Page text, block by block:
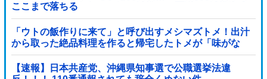
ここまで落ちる
「ウトの飯作りに来て」と呼び出すメシマズトメ！出汁
から取った絶品料理を作ると帰宅したトメが「味がな
い！」と発狂ｗｗｗ箸を置いた良ウトが言い放った言葉
とは←良ウトさんの神対応にスカッとする
【速報】日本共産党、沖縄県知事選で公職選挙法違